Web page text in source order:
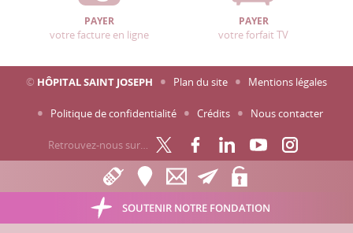
PAYER
votre facture en ligne
PAYER
votre forfait TV
© HÔPITAL SAINT JOSEPH Plan du site Mentions légales
Politique de confidentialité Crédits Nous contacter
Retrouvez-nous sur…
SOUTENIR NOTRE FONDATION